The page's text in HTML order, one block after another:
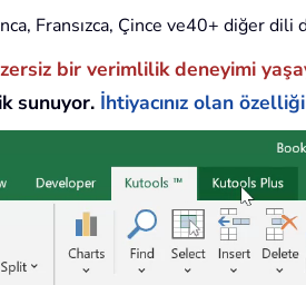
Fransızca, Çince ve40+ diğer dili
bir verimlilik deneyimi
sunuyor. İhtiyacınız olan